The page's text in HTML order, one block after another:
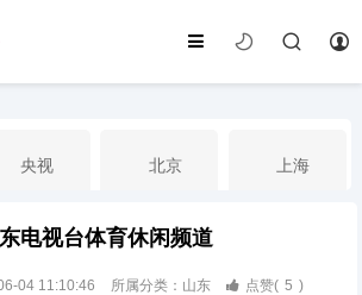
央视 北京 上海
山东 江苏
电视台体育休闲频道
04 11:10:46 所属分类：山东 点赞( 5 )